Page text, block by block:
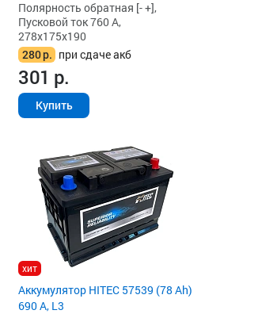
Полярность обратная [- +],
Пусковой ток 760 А,
278x175x190
280р. при сдаче акб
301 р.
Купить
хит
Аккумулятор HITEC 57539 (78 Ah)
690 А, L3